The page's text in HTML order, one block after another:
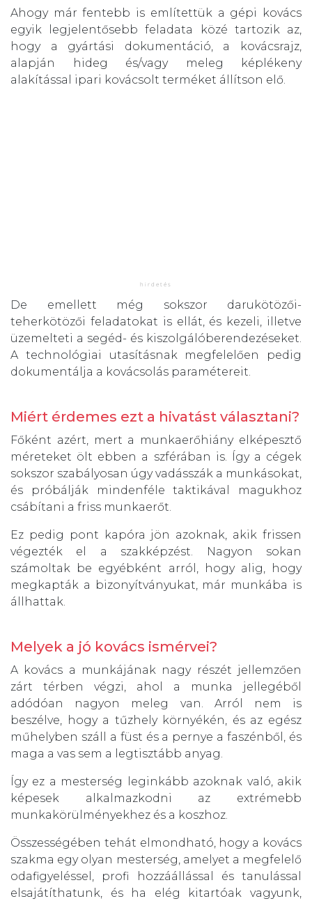
Ahogy már fentebb is említettük a gépi kovács
egyik legjelentősebb feladata közé tartozik az,
hogy a gyártási dokumentáció, a kovácsrajz,
alapján hideg és/vagy meleg képlékeny
alakítással ipari kovácsolt terméket állítson elő.
De emellett még sokszor darukötözői-
teherkötözői feladatokat is ellát, és kezeli, illetve
üzemelteti a segéd- és kiszolgálóberendezéseket.
A technológiai utasításnak megfelelően pedig
dokumentálja a kovácsolás paramétereit.
Miért érdemes ezt a hivatást választani?
Főként azért, mert a munkaerőhiány elképesztő
méreteket ölt ebben a szférában is. Így a cégek
sokszor szabályosan úgy vadásszák a munkásokat,
és próbálják mindenféle taktikával magukhoz
csábítani a friss munkaerőt.
Ez pedig pont kapóra jön azoknak, akik frissen
végezték el a szakképzést. Nagyon sokan
számoltak be egyébként arról, hogy alig, hogy
megkapták a bizonyítványukat, már munkába is
állhattak.
Melyek a jó kovács ismérvei?
A kovács a munkájának nagy részét jellemzően
zárt térben végzi, ahol a munka jellegéből
adódóan nagyon meleg van. Arról nem is
beszélve, hogy a tűzhely környékén, és az egész
műhelyben száll a füst és a pernye a faszénből, és
maga a vas sem a legtisztább anyag.
Így ez a mesterség leginkább azoknak való, akik
képesek alkalmazkodni az extrémebb
munkakörülményekhez és a koszhoz.
Összességében tehát elmondható, hogy a kovács
szakma egy olyan mesterség, amelyet a megfelelő
odafigyeléssel, profi hozzáállással és tanulással
elsajátíthatunk, és ha elég kitartóak vagyunk,